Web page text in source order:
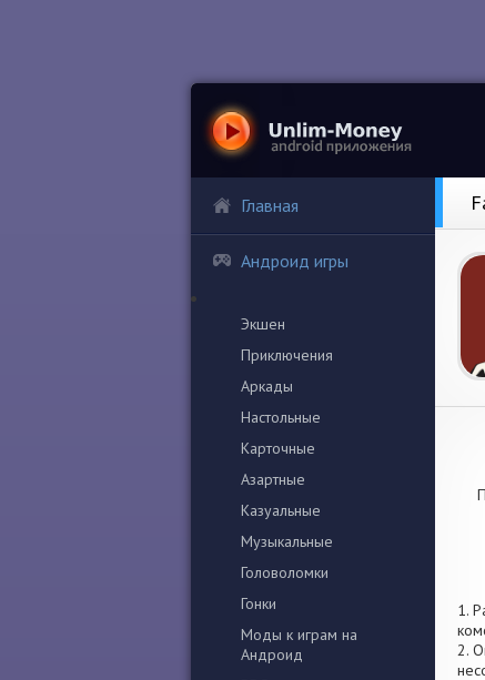
Главная
Андроид игры
Экшен
Приключения
Аркады
Настольные
Карточные
Азартные
Казуальные
Музыкальные
Головоломки
Гонки
Моды к играм на
Андроид
1.
2.